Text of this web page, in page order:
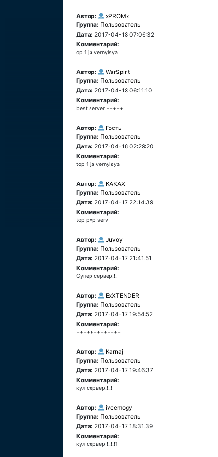
Автор:
xPROMx
Группа: Пользователь
Дата: 2017-04-18 07:06:32
Комментарий:
op 1 ja vernylsya
Автор:
WarSpirit
Группа: Пользователь
Дата: 2017-04-18 06:11:10
Комментарий:
best server +++++
Автор:
Гость
Группа: Пользователь
Дата: 2017-04-18 02:29:20
Комментарий:
top 1 ja vernylsya
Автор:
KAKAX
Группа: Пользователь
Дата: 2017-04-17 22:14:39
Комментарий:
top pvp serv
Автор:
Juvoy
Группа: Пользователь
Дата: 2017-04-17 21:41:51
Комментарий:
Супер сервер!!!
Автор:
ExXTENDER
Группа: Пользователь
Дата: 2017-04-17 19:54:52
Комментарий:
+++++++++++++
Автор:
Karnaj
Группа: Пользователь
Дата: 2017-04-17 19:46:37
Комментарий:
кул сервер!!!!!
Автор:
ivcemogy
Группа: Пользователь
Дата: 2017-04-17 18:31:39
Комментарий:
кул сервер !!!!!!1